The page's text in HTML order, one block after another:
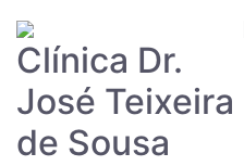
Clínica Dr.
José Teixeira
de Sousa